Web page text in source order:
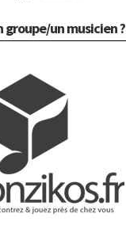
groupe/un musicien ?